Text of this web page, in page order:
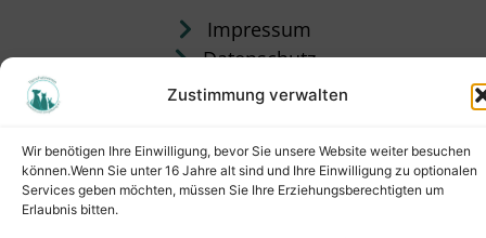
Zustimmung verwalten
Wir benötigen Ihre Einwilligung, bevor Sie unsere Website weiter besuchen
können.Wenn Sie unter 16 Jahre alt sind und Ihre Einwilligung zu optionalen
Services geben möchten, müssen Sie Ihre Erziehungsberechtigten um
Erlaubnis bitten.
Impressum
Datenschutz
Satzung